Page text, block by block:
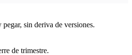
sin deriva de versiones.
de trimestre.